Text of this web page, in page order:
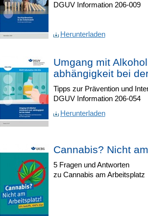
DGUV Information 206-009
Herunterladen
Umgang mit
abhängigkeit bei
Tipps zur Prävention und
DGUV Information 206-054
Herunterladen
Cannabis? Nicht
5 Fragen und Antworten
zu Cannabis am Arbeitsplatz